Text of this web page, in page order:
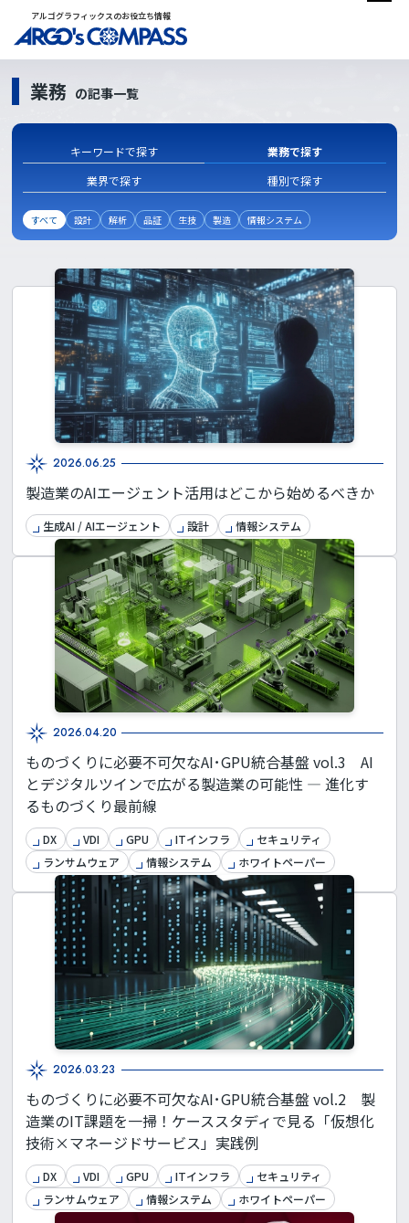
アルゴグラフィックスのお役立ち情報
業務 の記事一覧
キーワードで探す
業務で探す
業界で探す
種別で探す
すべて 設計 解析 品証 生技 製造 情報システム
2026.06.25
製造業のAIエージェント活用はどこから始めるべきか
生成AI / AIエージェント 設計 情報システム
2026.04.20
ものづくりに必要不可欠なAI･GPU統合基盤 vol.3 AI
とデジタルツインで広がる製造業の可能性 ― 進化す
るものづくり最前線
DX VDI GPU ITインフラ
セキュリティ
ランサムウェア
情報システム ホワイトペーパー
2026.03.23
ものづくりに必要不可欠なAI･GPU統合基盤 vol.2 製
造業のIT課題を一掃！ケーススタディで見る「仮想化
技術×マネージドサービス」実践例
DX VDI GPU ITインフラ
セキュリティ
ランサムウェア
情報システム ホワイトペーパー